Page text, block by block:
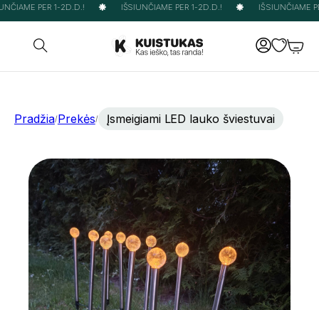
PER 1-2D.D.! IŠSIUNČIAME PER 1-2D.D.! IŠSIUNČIAME
Pradžia/Prekės/ Įsmeigiami LED lauko šviestuvai